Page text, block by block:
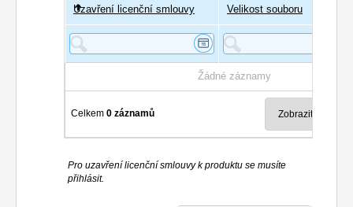
Uživatel
Uzavření licenční smlouvy Velikost souboru
Žádné záznamy
Celkem0 záznamů
Pro uzavření licenční smlouvy k produktu se musíte
přihlásit.